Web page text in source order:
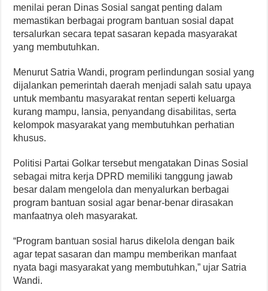
menilai peran Dinas Sosial sangat penting dalam
memastikan berbagai program bantuan sosial dapat
tersalurkan secara tepat sasaran kepada masyarakat
yang membutuhkan.
Menurut Satria Wandi, program perlindungan sosial yang
dijalankan pemerintah daerah menjadi salah satu upaya
untuk membantu masyarakat rentan seperti keluarga
kurang mampu, lansia, penyandang disabilitas, serta
kelompok masyarakat yang membutuhkan perhatian
khusus.
Politisi Partai Golkar tersebut mengatakan Dinas Sosial
sebagai mitra kerja DPRD memiliki tanggung jawab
besar dalam mengelola dan menyalurkan berbagai
program bantuan sosial agar benar-benar dirasakan
manfaatnya oleh masyarakat.
“Program bantuan sosial harus dikelola dengan baik
agar tepat sasaran dan mampu memberikan manfaat
nyata bagi masyarakat yang membutuhkan,” ujar Satria
Wandi.